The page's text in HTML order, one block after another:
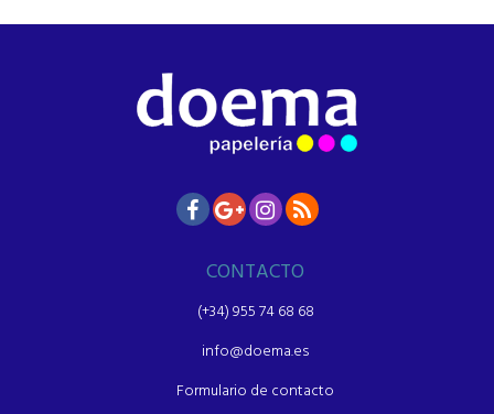
CONTACTO
(+34) 955 74 68 68
info@doema.es
Formulario de contacto